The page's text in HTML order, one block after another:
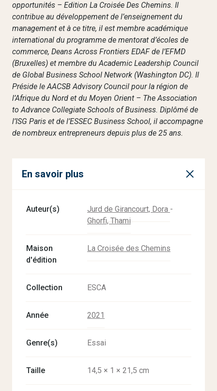
opportunités – Edition La Croisée Des Chemins. Il
contribue au développement de l’enseignement du
management et à ce titre, il est membre académique
international du programme de mentorat d’écoles de
commerce, Deans Across Frontiers EDAF de l’EFMD
(Bruxelles) et membre du Academic Leadership Council
de Global Business School Network (Washington DC). Il
Préside le AACSB Advisory Council pour la région de
l’Afrique du Nord et du Moyen Orient – The Association
to Advance Collegiate Schools of Business. Diplômé de
l’ISG Paris et de l’ESSEC Business School, il accompagne
de nombreux entrepreneurs depuis plus de 25 ans.
En savoir plus
Auteur(s) Jurd de Girancourt, Dora -
Ghorfi, Thami
Maison
d'édition
La Croisée des Chemins
Collection ESCA
Année 2021
Genre(s) Essai
Taille 14,5 × 1 × 21,5 cm